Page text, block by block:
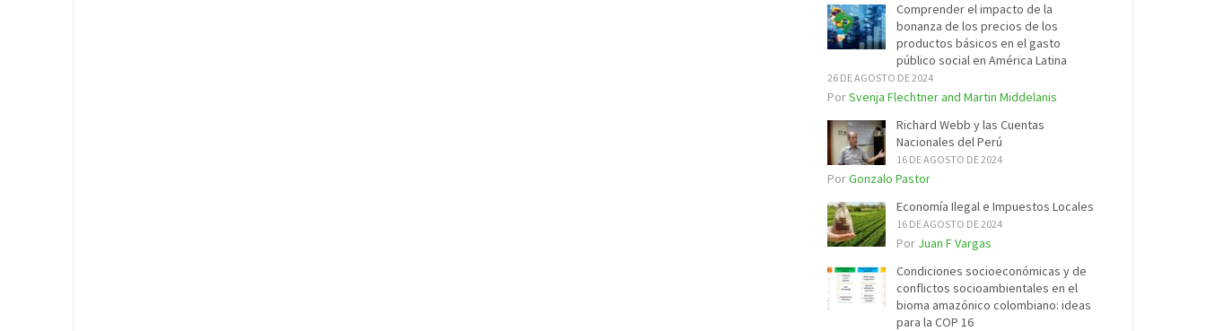
Comprender el impacto de la
bonanza de los precios de los
productos básicos en el gasto
público social en América Latina
26 DE AGOSTO DE 2024
PorSvenja Flechtner and Martin Middelanis
Richard Webb y las Cuentas
Nacionales del Perú
16 DE AGOSTO DE 2024
PorGonzalo Pastor
Economía Ilegal e Impuestos Locales
16 DE AGOSTO DE 2024
Por Juan F Vargas
Condiciones socioeconómicas y de
conflictos socioambientales en el
bioma amazónico colombiano: ideas
para la COP 16